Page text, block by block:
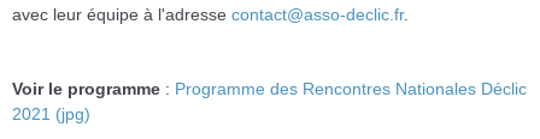
avec leur équipe à l'adresse contact@asso-declic.fr.
Voir le programme : Programme des Rencontres Nationales Déclic
2021 (jpg)